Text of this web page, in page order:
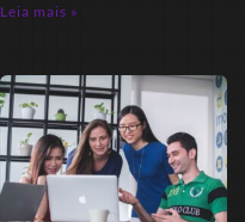
Leia mais »